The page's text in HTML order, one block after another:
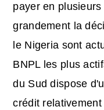
payer en
grandement la
le Nigeria sont
BNPL les plus
du Sud dispose
crédit